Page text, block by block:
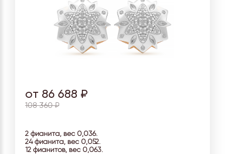
от 86 688 ₽
108 360 ₽
2 фианита, вес 0,036.
24 фианита, вес 0,052.
12 фианитов, вес0,063.